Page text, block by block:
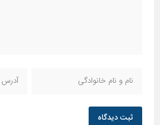
ثبت دیدگاه